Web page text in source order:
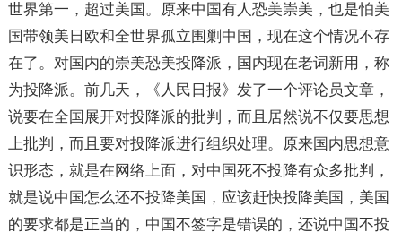
世界第一，超过美国。原来中国有人恐美崇美，也是怕美
国带领美日欧和全世界孤立围剿中国，现在这个情况不存
在了。对国内的崇美恐美投降派，国内现在老词新用，称
为投降派。前几天，《人民日报》发了一个评论员文章，
说要在全国展开对投降派的批判，而且居然说不仅要思想
上批判，而且要对投降派进行组织处理。原来国内思想意
识形态，就是在网络上面，对中国死不投降有众多批判，
就是说中国怎么还不投降美国，应该赶快投降美国，美国
的要求都是正当的，中国不签字是错误的，还说中国不投